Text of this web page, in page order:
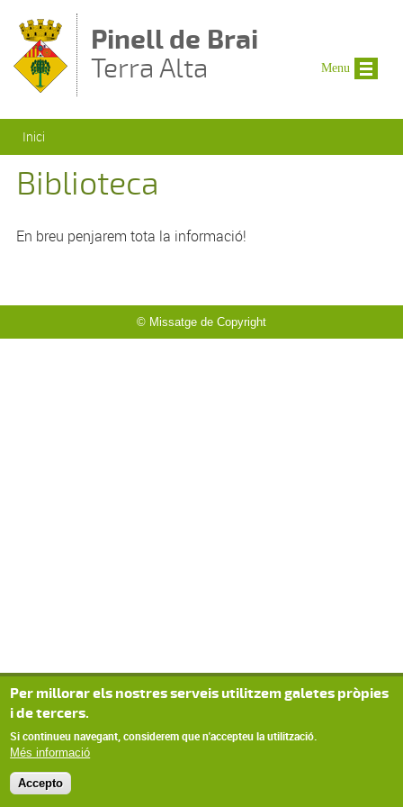
Pinell de Brai
Terra Alta
Esteu aquí
Inici
Biblioteca
En breu penjarem tota la informació!
© Missatge de Copyright
Menu
Per millorar els nostres serveis utilitzem galetes pròpies
i de tercers.
Si continueu navegant, considerem que n'accepteu la utilització.
Més informació
Accepto